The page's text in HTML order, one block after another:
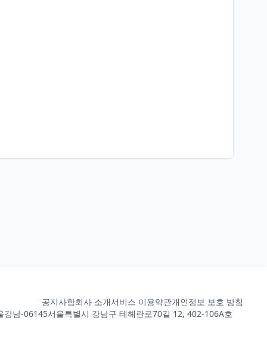
공지사항회사 소개서비스 이용약관개인정보 보호 방침
강남-06145서울특별시 강남구 테헤란로70길 12, 402-106A호